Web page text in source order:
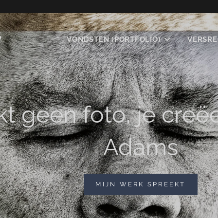
VONDSTEN (PORTFOLIO)
geen foto, je
Adams
MIJN WERK SPREEKT
"JE
MAAKT
GEEN
FOTO,